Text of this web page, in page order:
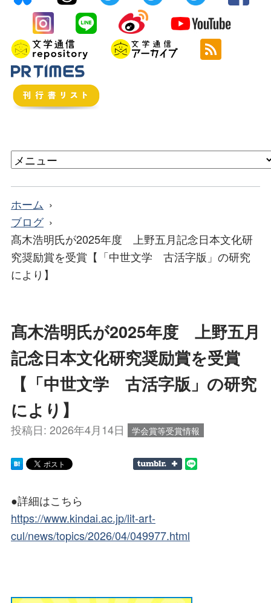
ホーム
ブログ
髙木浩明氏が2025年度 上野五月記念日本文化研
究奨励賞を受賞【「中世文学 古活字版」の研究
により】
髙木浩明氏が2025年度 上野五月
記念日本文化研究奨励賞を受賞
【「中世文学 古活字版」の研究
により】
投稿日: 2026年4月14日 学会賞等受賞情報
●詳細はこちら
https://www.kindai.ac.jp/lit-art-
cul/news/topics/2026/04/049977.html